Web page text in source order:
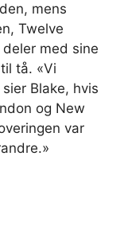
mens
Twelve
med sine
tå. «Vi
Blake, hvis
og New
var